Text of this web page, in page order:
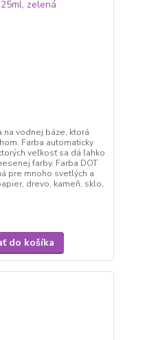
na vodnej báze, ktorá
Farba automaticky
veľkosť sa dá ľahko
farby. Farba DOT
pre mnoho svetlých a
drevo, kameň, sklo,
do košíka